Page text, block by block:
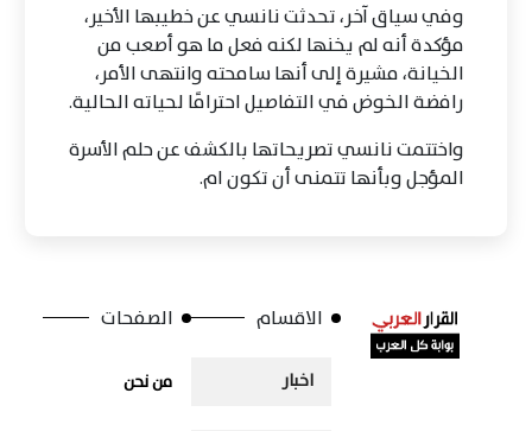
وفي سياق آخر، تحدثت نانسي عن خطيبها الأخير،
مؤكدة أنه لم يخنها لكنه فعل ما هو أصعب من
الخيانة، مشيرة إلى أنها سامحته وانتهى الأمر،
رافضة الخوض في التفاصيل احترامًا لحياته الحالية.
واختتمت نانسي تصريحاتها بالكشف عن حلم الأسرة
المؤجل وبأنها تتمنى أن تكون ام.
الاقسام
اخبار
الصفحات
من نحن